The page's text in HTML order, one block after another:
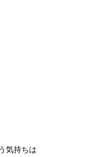
気持ちは